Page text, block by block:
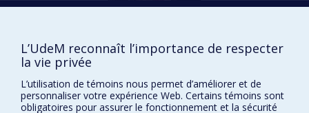
Julie HLAVACEK-LARRONDO
DISTINCTIONS
L’UdeM reconnaît l’importance de respecter
la vie privée
L’utilisation de témoins nous permet d’améliorer et de
personnaliser votre expérience Web. Certains témoins sont
obligatoires pour assurer le fonctionnement et la sécurité